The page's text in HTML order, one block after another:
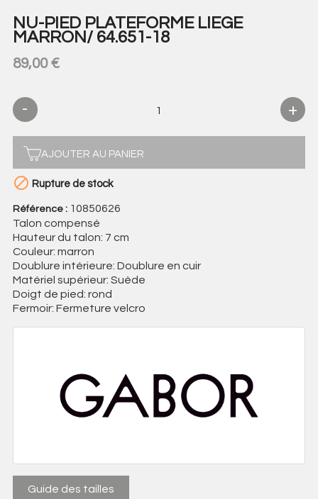
NU-PIED PLATEFORME LIEGE
MARRON/ 64.651-18
89,00 €
AJOUTER AU PANIER
 Rupture de stock
Référence : 10850626
Talon compensé
Hauteur du talon: 7 cm
Couleur: marron
Doublure intérieure: Doublure en cuir
Matériel supérieur: Suède
Doigt de pied: rond
Fermoir: Fermeture velcro
Guide des tailles